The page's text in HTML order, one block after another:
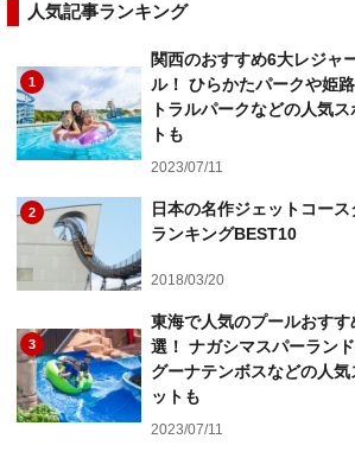
人気記事ランキング
1
関西のおすすめ6大レジャ
ル！ ひらかたパークや姫
トラルパークなどの人気ス
トも
2023/07/11
2
日本の名作ジェットコース
ランキングBEST10
2018/03/20
3
東海で人気のプールおすす
選！ ナガシマスパーラン
グーナテンボスなどの人気
ットも
2023/07/11